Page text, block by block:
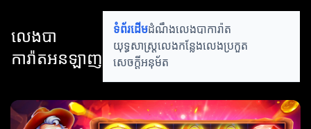
លេងបា
ការ៉ាតអនឡាញ
ទំព័រដើមដំណឹងលេងបាការ៉ាត
យុទ្ធសាស្ត្រលេងកន្លែងលេងប្រកួត
សេចក្ដីអនុម័ត